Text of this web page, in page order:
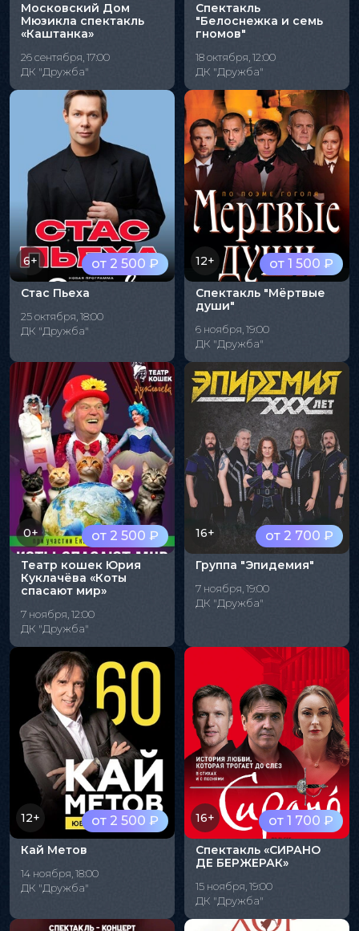
Московский Дом
Мюзикла спектакль
«Каштанка»
26 сентября, 17:00
ДК "Дружба"
Спектакль
"Белоснежка и семь
гномов"
18 октября, 12:00
ДК "Дружба"
от 2 500 ₽
6+
Стас Пьеха
25 октября, 18:00
ДК "Дружба"
от 1 500 ₽
12+
Спектакль "Мёртвые
души"
6 ноября, 19:00
ДК "Дружба"
от 2 500 ₽
0+
Театр кошек Юрия
Куклачёва «Коты
спасают мир»
7 ноября, 12:00
ДК "Дружба"
от 2 700 ₽
16+
Группа "Эпидемия"
7 ноября, 19:00
ДК "Дружба"
от 2 500 ₽
12+
Кай Метов
14 ноября, 18:00
ДК "Дружба"
от 1 700 ₽
16+
Спектакль «СИРАНО
ДЕ БЕРЖЕРАК»
15 ноября, 19:00
ДК "Дружба"